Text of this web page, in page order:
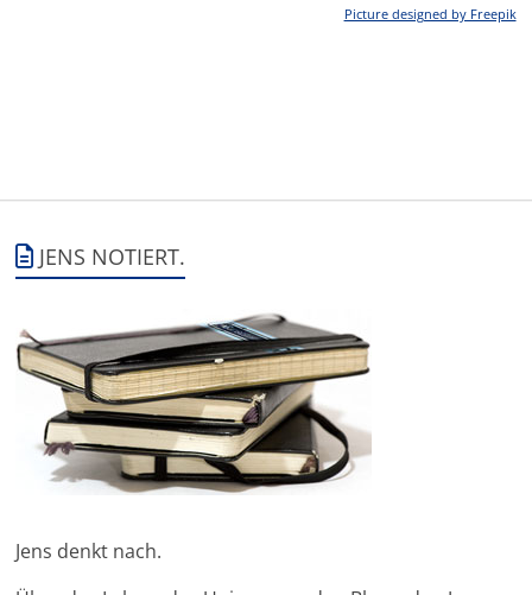
Picture designed by Freepik
JENS NOTIERT.
Jens denkt nach.